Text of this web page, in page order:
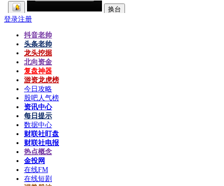
登录注册
抖音老帅
头条老帅
龙头挖掘
北向资金
复盘神器
游资龙虎榜
今日攻略
股吧人气榜
资讯中心
每日提示
数据中心
财联社盯盘
财联社电报
热点概念
金投网
在线FM
在线短剧